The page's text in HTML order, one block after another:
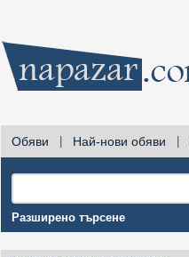
Обяви Най-нови обяви
Разширено търсене